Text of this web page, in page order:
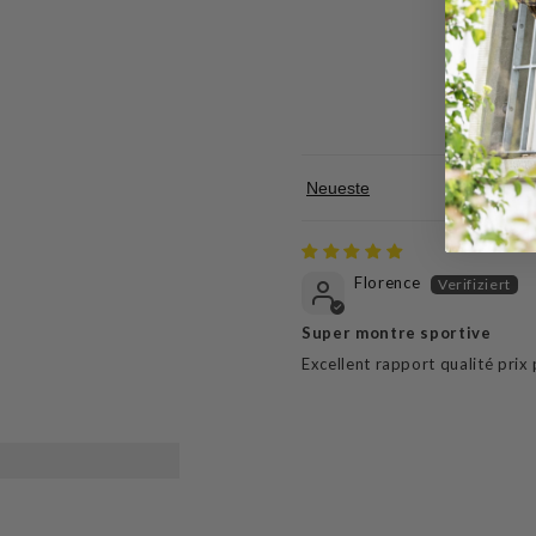
Sort by
Florence
Super montre sportive
Excellent rapport qualité